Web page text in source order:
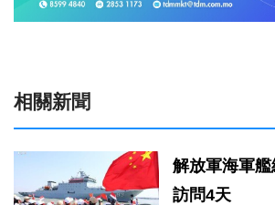
訪問4天
2026-07-27
0